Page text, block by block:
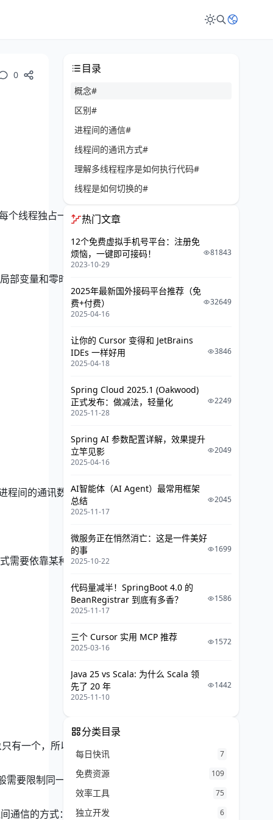
0
个线程独占一个
部变量和零时变
程间的通讯数
需要依靠某种同
有一个，所以可
要限制同一时
通信的方式：
目录
概念#
区别#
进程间的通信#
线程间的通讯方式#
理解多线程程序是如何执行代码#
线程是如何切换的#
热门文章
12个免费虚拟手机号平台：注册免
烦恼，一键即可接码！
2023-10-29
81843
2025年最新国外接码平台推荐（免
费+付费）
2025-04-16
32649
让你的 Cursor 变得和 JetBrains
IDEs 一样好用
2025-04-18
3846
Spring Cloud 2025.1 (Oakwood)
正式发布：做减法，轻量化
2025-11-28
2249
Spring AI 参数配置详解，效果提升
立竿见影
2025-04-16
2049
AI智能体（AI Agent）最常用框架
总结
2025-11-17
2045
微服务正在悄然消亡：这是一件美好
的事
2025-10-22
1699
代码量减半！SpringBoot 4.0 的
BeanRegistrar 到底有多香？
2025-11-17
1586
三个 Cursor 实用 MCP 推荐
2025-03-16
1572
Java 25 vs Scala: 为什么 Scala 领
先了 20 年
2025-11-10
1442
分类目录
每日快讯 7
免费资源 109
效率工具 75
独立开发 6